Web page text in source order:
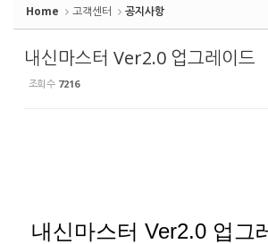
Home 고객센터 공지사항
내신마스터 Ver2.0 업그레이드
조회 수 7216
내신마스터 Ver2.0 업그